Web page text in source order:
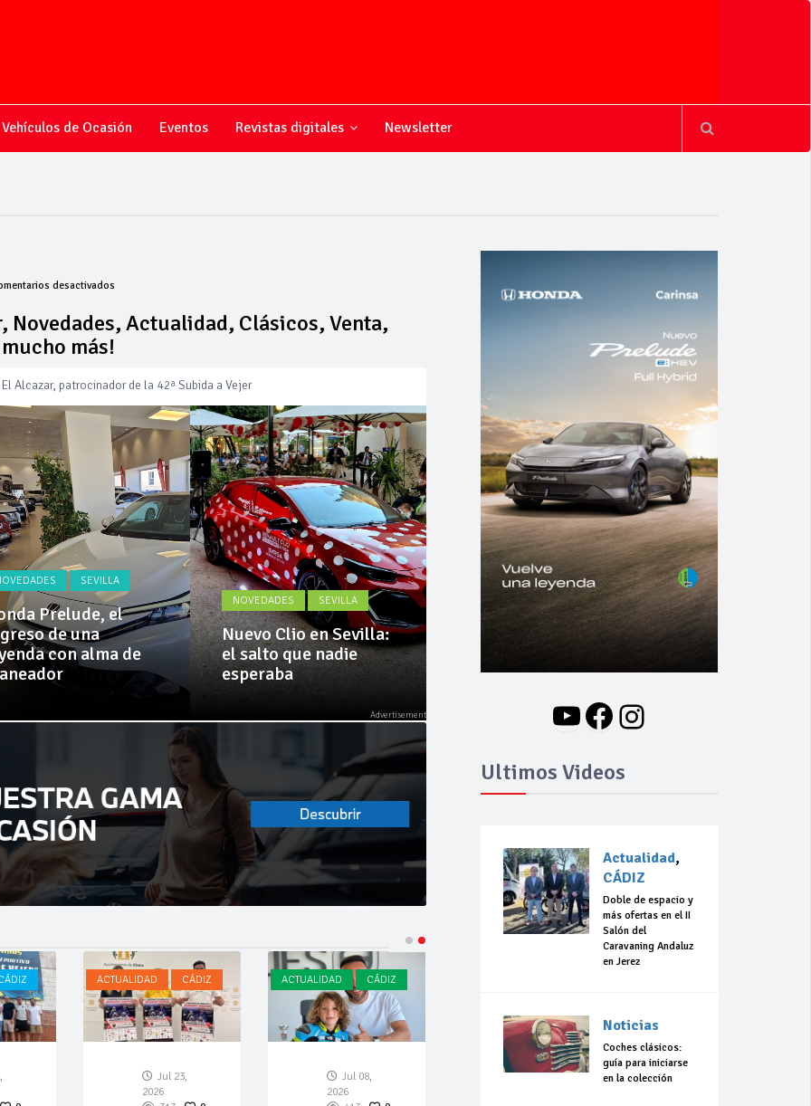
Vehículos de Ocasión Eventos Revistas digitales Newsletter
desactivadosen
sobre
el
motor,
Novedades,
Actualidad,
Clásicos,
Venta,
Pruebas,
Entrevistas,
Vídeos
y
mucho
más!
Novedades, Actualidad, Clásicos, Venta,
más!
Alcazar, patrocinador de la 42ª Subida a Vejer
mejoras en la A381 por Los Barrios
su flota de vehículos de manos de Cadimar
SEVILLA
Prelude, el
de una
con alma de
NOVEDADES SEVILLA
Nuevo Clio en Sevilla:
el salto que nadie
esperaba
NOVEDADES
Nuevo BMW i3: Y
finalmente el Serie 3
se hizo eléctrico
ACTUALIDAD CÁDIZ
Jul 23,
2026
ACTUALIDAD CÁDIZ
Jul 08,
2026
YouTube
Facebook
Instagram
Ultimos Videos
Actualidad,
CÁDIZ
Doble de espacio y
más ofertas en el II
Salón del
Caravaning Andaluz
en Jerez
Noticias
Coches clásicos:
guía para iniciarse
en la colección